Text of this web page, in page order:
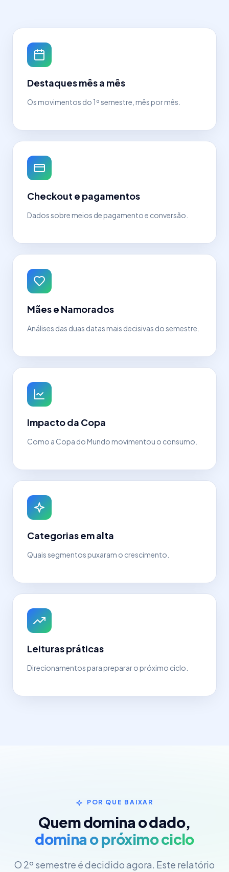
Destaques mês a mês
Os movimentos do 1º semestre, mês por mês.
Checkout e pagamentos
Dados sobre meios de pagamento e conversão.
Mães e Namorados
Análises das duas datas mais decisivas do semestre.
Impacto da Copa
Como a Copa do Mundo movimentou o consumo.
Categorias em alta
Quais segmentos puxaram o crescimento.
Leituras práticas
Direcionamentos para preparar o próximo ciclo.
POR QUE BAIXAR
Quem domina o dado,
domina o próximo ciclo
O 2º semestre é decidido agora. Este relatório